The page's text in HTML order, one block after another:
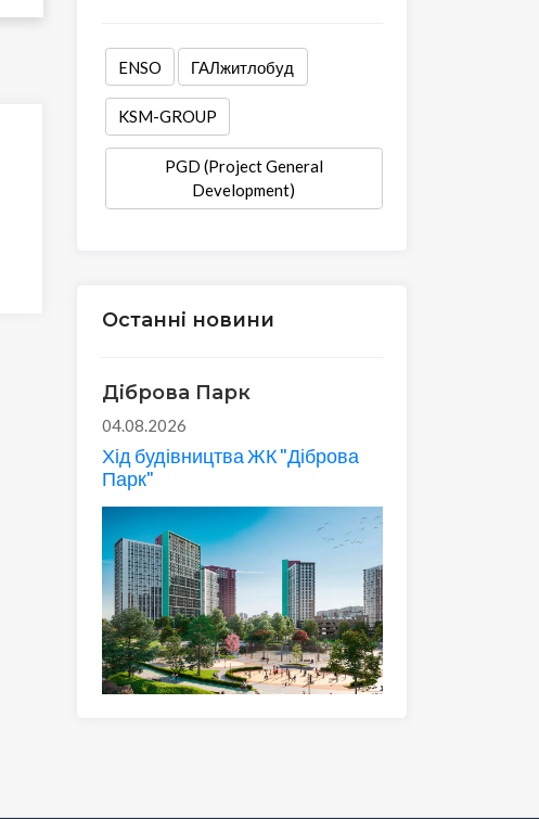
ENSO ГАЛжитлобуд
KSM-GROUP
PGD (Project General
Development)
Останні новини
Діброва Парк
04.08.2026
Хід будівництва ЖК "Діброва
Парк"